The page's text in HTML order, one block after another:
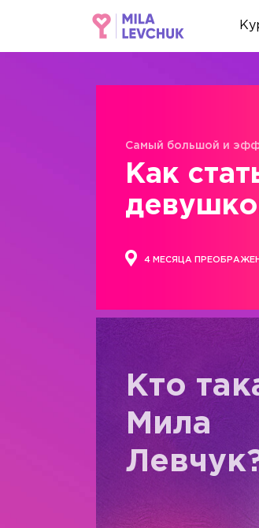
Самый большой и
Как
4 МЕСЯЦА
Кто
Мила